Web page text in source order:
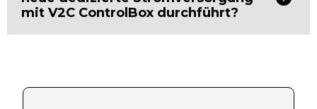
mit V2C ControlBox durchführt?